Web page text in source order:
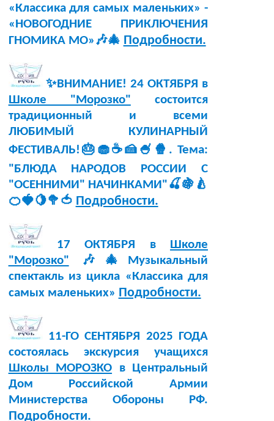
«Классика для самых маленьких» -
«НОВОГОДНИЕ ПРИКЛЮЧЕНИЯ
ГНОМИКА МО»🎶🎄 Подробности.
✨ВНИМАНИЕ! 24 ОКТЯБРЯ в
Школе "Морозко" состоится
традиционный и всеми
ЛЮБИМЫЙ КУЛИНАРНЫЙ
ФЕСТИВАЛЬ!🎂🧁☕🍰🍧🍿. Тема:
"БЛЮДА НАРОДОВ РОССИИ С
"ОСЕННИМИ" НАЧИНКАМИ"🍒🍇🍐
🍊🍓🍋🥦🍅 Подробности.
17 ОКТЯБРЯ в Школе
"Морозко" 🎶🎄Музыкальный
спектакль из цикла «Классика для
самых маленьких» Подробности.
11-ГО СЕНТЯБРЯ 2025 ГОДА
состоялась экскурсия учащихся
Школы МОРОЗКО в Центральный
Дом Российской Армии
Министерства Обороны РФ.
Подробности.